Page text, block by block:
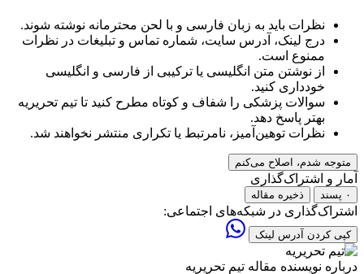
نظرات باید به زبان فارسی و با لحن محترمانه نوشته شوند.
درج لینک، آدرس سایت، شماره تماس و تبلیغات در نظرات
ممنوع است.
از نوشتن متن انگلیسی یا ترکیبی از فارسی و انگلیسی
خودداری کنید.
سوالات پزشکی را شفاف و کوتاه مطرح کنید تا تیم تحریریه
بهتر پاسخ دهد.
نظرات توهین‌آمیز، نامرتبط یا تکراری منتشر نخواهند شد.
متوجه شدم، اصلاح می‌کنم
آمار و اشتراک‌گذاری
۰ پسند ذخیره مقاله
اشتراک‌گذاری در شبکه‌های اجتماعی:
کپی کردن آدرس لینک
درباره نویسنده مقاله تیم تحریریه